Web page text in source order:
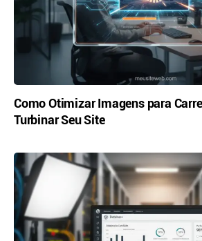
Como Otimizar Imagens para
Turbinar Seu Site